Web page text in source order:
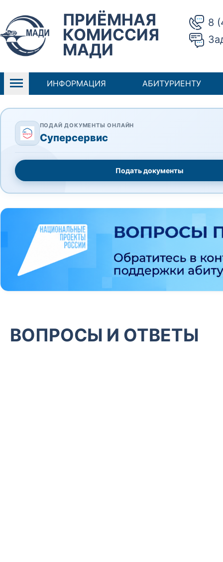
ПРИЁМНАЯ
КОМИССИЯ
МАДИ
8
ИНФОРМАЦИЯ АБИТУРИЕНТУ
ПОДАЙ ДОКУМЕНТЫ ОНЛАЙН
Суперсервис
Подать документы
ВОПРОСЫ И ОТВЕТЫ